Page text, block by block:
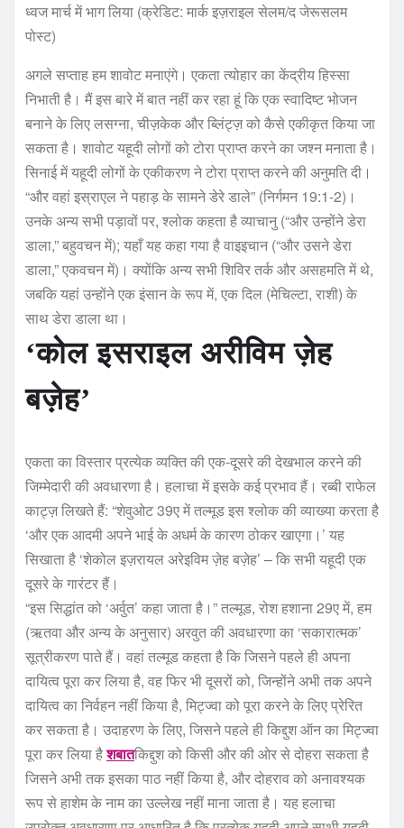
ध्वज मार्च में भाग लिया (क्रेडिट: मार्क इज़राइल सेलम/द जेरूसलम
पोस्ट)
अगले सप्ताह हम शावोट मनाएंगे। एकता त्योहार का केंद्रीय हिस्सा
निभाती है। मैं इस बारे में बात नहीं कर रहा हूं कि एक स्वादिष्ट भोजन
बनाने के लिए लसग्ना, चीज़केक और ब्लिंट्ज़ को कैसे एकीकृत किया जा
सकता है। शावोट यहूदी लोगों को टोरा प्राप्त करने का जश्न मनाता है।
सिनाई में यहूदी लोगों के एकीकरण ने टोरा प्राप्त करने की अनुमति दी।
“और वहां इस्राएल ने पहाड़ के सामने डेरे डाले” (निर्गमन 19:1-2)।
उनके अन्य सभी पड़ावों पर, श्लोक कहता है व्याचानु (“और उन्होंने डेरा
डाला,” बहुवचन में); यहाँ यह कहा गया है वाइइचान (“और उसने डेरा
डाला,” एकवचन में)। क्योंकि अन्य सभी शिविर तर्क और असहमति में थे,
जबकि यहां उन्होंने एक इंसान के रूप में, एक दिल (मेचिल्टा, राशी) के
साथ डेरा डाला था।
‘कोल इसराइल अरीविम ज़ेह
बज़ेह’
एकता का विस्तार प्रत्येक व्यक्ति की एक-दूसरे की देखभाल करने की
जिम्मेदारी की अवधारणा है। हलाचा में इसके कई प्रभाव हैं। रब्बी राफेल
काट्ज़ लिखते हैं: “शेवुओट 39ए में तल्मूड इस श्लोक की व्याख्या करता है
‘और एक आदमी अपने भाई के अधर्म के कारण ठोकर खाएगा।’ यह
सिखाता है ‘शेकोल इज़रायल अरेइविम ज़ेह बज़ेह’ – कि सभी यहूदी एक
दूसरे के गारंटर हैं।
“इस सिद्धांत को ‘अर्वुत’ कहा जाता है।” तल्मूड, रोश हशाना 29ए में, हम
(ऋतवा और अन्य के अनुसार) अरवुत की अवधारणा का ‘सकारात्मक’
सूत्रीकरण पाते हैं। वहां तल्मूड कहता है कि जिसने पहले ही अपना
दायित्व पूरा कर लिया है, वह फिर भी दूसरों को, जिन्होंने अभी तक अपने
दायित्व का निर्वहन नहीं किया है, मिट्ज्वा को पूरा करने के लिए प्रेरित
कर सकता है। उदाहरण के लिए, जिसने पहले ही किद्दुश ऑन का मिट्ज्वा
पूरा कर लिया हैशबातकिद्दुश को किसी और की ओर से दोहरा सकता है
जिसने अभी तक इसका पाठ नहीं किया है, और दोहराव को अनावश्यक
रूप से हाशेम के नाम का उल्लेख नहीं माना जाता है। यह हलाचा